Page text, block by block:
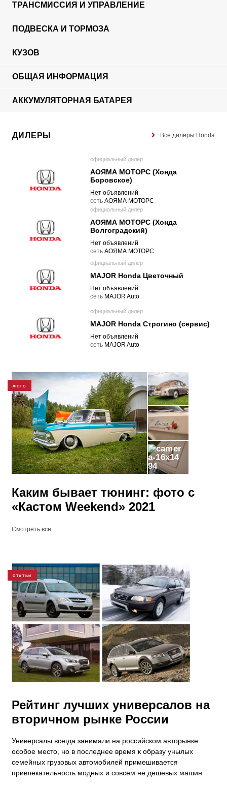
ТРАНСМИССИЯ И УПРАВЛЕНИЕ
ПОДВЕСКА И ТОРМОЗА
КУЗОВ
ОБЩАЯ ИНФОРМАЦИЯ
АККУМУЛЯТОРНАЯ БАТАРЕЯ
ДИЛЕРЫ Все дилеры Honda
официальный дилер
АОЯМА МОТОРС (Хонда
Боровское)
Нет объявлений
cеть АОЯМА МОТОРС
официальный дилер
АОЯМА МОТОРС (Хонда
Волгоградский)
Нет объявлений
cеть АОЯМА МОТОРС
официальный дилер
MAJOR Honda Цветочный
Нет объявлений
cеть MAJOR Auto
официальный дилер
MAJOR Honda Строгино (сервис)
Нет объявлений
cеть MAJOR Auto
ФОТО
94
Каким бывает тюнинг: фото с
«Кастом Weekend» 2021
Смотреть все
СТАТЬИ
Рейтинг лучших универсалов на
вторичном рынке России
Универсалы всегда занимали на российском авторынке
особое место, но в последнее время к образу унылых
семейных грузовых автомобилей примешивается
привлекательность модных и совсем не дешевых машин